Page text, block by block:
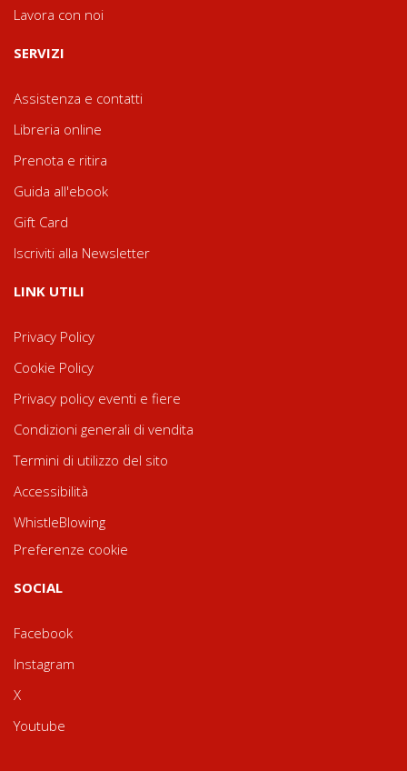
Lavora con noi
SERVIZI
Assistenza e contatti
Libreria online
Prenota e ritira
Guida all'ebook
Gift Card
Iscriviti alla Newsletter
LINK UTILI
Privacy Policy
Cookie Policy
Privacy policy eventi e fiere
Condizioni generali di vendita
Termini di utilizzo del sito
Accessibilità
WhistleBlowing
Preferenze cookie
SOCIAL
Facebook
Instagram
X
Youtube